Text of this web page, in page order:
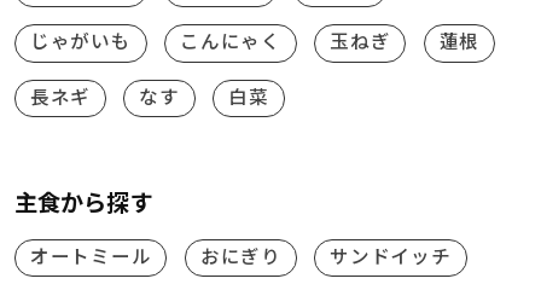
じゃがいも こんにゃく 玉ねぎ 蓮根
長ネギ なす 白菜
主食から探す
オートミール おにぎり サンドイッチ